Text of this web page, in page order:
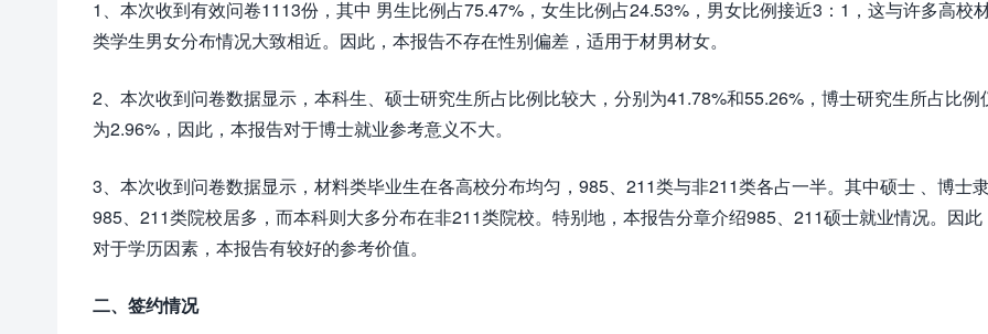
1、本次收到有效问卷1113份，其中 男生比例占75.47%，女生比例占24.53%，男女比例接近3：1，这与许多高校
类学生男女分布情况大致相近。因此，本报告不存在性别偏差，适用于材男材女。
2、本次收到问卷数据显示，本科生、硕士研究生所占比例比较大，分别为41.78%和55.26%，博士研究生所占比例
为2.96%，因此，本报告对于博士就业参考意义不大。
3、本次收到问卷数据显示，材料类毕业生在各高校分布均匀，985、211类与非211类各占一半。其中硕士 、博士
985、211类院校居多，而本科则大多分布在非211类院校。特别地，本报告分章介绍985、211硕士就业情况。因此
对于学历因素，本报告有较好的参考价值。
二、签约情况